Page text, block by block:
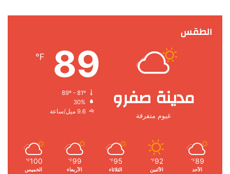
الطقس
مدينة صفرو
غيوم متفرقة
89
℉
30%
9.6 ميل/ساعة
89
℉
الأحد
92
℉
الأثنين
95
℉
الثلاثاء
99
℉
الأربعاء
100
℉
الخميس